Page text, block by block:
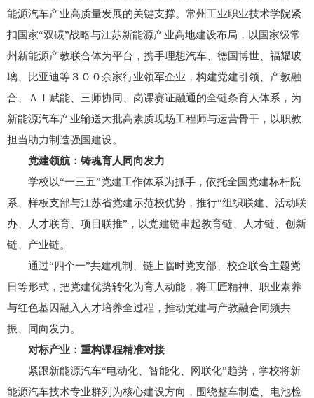
能源汽车产业高质量发展的关键支撑。常州工业职业技术学院紧
扣国家“双碳”战略与江苏新能源产业高地建设布局，以国家级常
州新能源产教联合体为平台，携手理想汽车、德国博世、福耀玻
璃、比亚迪等３００余家行业领军企业，构建党建引领、产教融
合、ＡＩ赋能、三师协同、岗课赛证融通的全链条育人体系，为
新能源汽车产业输送大批高素质现场工程师与运营骨干，以职教
担当助力制造强国建设。
党建领航：铸魂育人同向发力
学校以“一三五”党建工作体系为抓手，依托全国党建标杆院
系、样板支部与江苏省党建示范校优势，推行“组织联建、活动联
办、人才联育、项目联推”，以党建链串起教育链、人才链、创新
链、产业链。
通过“四个一”共建机制、链上临时党支部、校企联合主题党
日等形式，把党建优势转化为育人动能，将工匠精神、职业素养
与红色基因融入人才培养全过程，推动党建与产教融合同频共
振、同向发力。
对标产业：重构课程精准对接
紧跟新能源汽车“电动化、智能化、网联化”趋势，学校将新
能源汽车技术专业群列为核心建设方向，围绕整车制造、电池检